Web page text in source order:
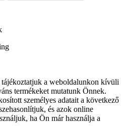
a weboldalunkon kívüli
termékeket mutatunk Önnek.
személyes adatait a következő
és azok online
ha Ön már használja a